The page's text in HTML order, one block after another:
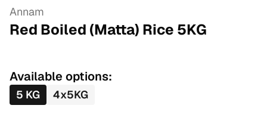
Annam
Red Boiled (Matta) Rice 5KG
Available options:
5 KG 4x5KG